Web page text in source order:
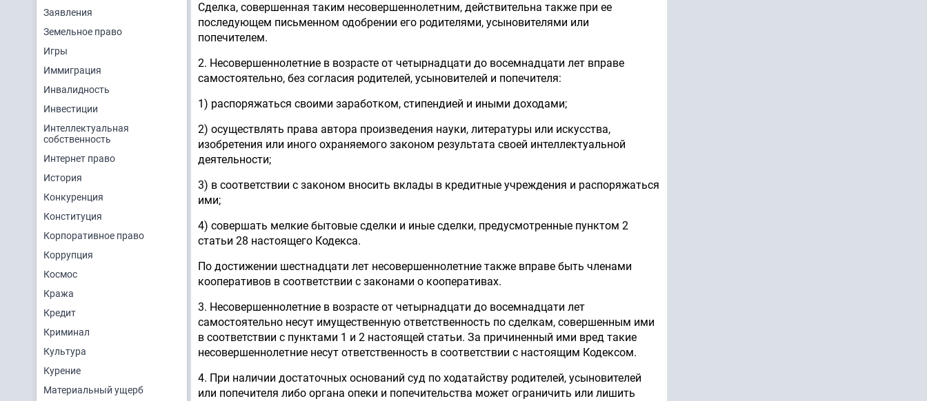
Заявления
Земельное право
Игры
Иммиграция
Инвалидность
Инвестиции
Интеллектуальная
собственность
Интернет право
История
Конкуренция
Конституция
Корпоративное право
Коррупция
Космос
Кража
Кредит
Криминал
Культура
Курение
Материальный ущерб
Сделка, совершенная таким несовершеннолетним, действительна также при ее
последующем письменном одобрении его родителями, усыновителями или
попечителем.
2. Несовершеннолетние в возрасте от четырнадцати до восемнадцати лет вправе
самостоятельно, без согласия родителей, усыновителей и попечителя:
1) распоряжаться своими заработком, стипендией и иными доходами;
2) осуществлять права автора произведения науки, литературы или искусства,
изобретения или иного охраняемого законом результата своей интеллектуальной
деятельности;
3) в соответствии с законом вносить вклады в кредитные учреждения и распоряжаться
ими;
4) совершать мелкие бытовые сделки и иные сделки, предусмотренные пунктом 2
статьи 28 настоящего Кодекса.
По достижении шестнадцати лет несовершеннолетние также вправе быть членами
кооперативов в соответствии с законами о кооперативах.
3. Несовершеннолетние в возрасте от четырнадцати до восемнадцати лет
самостоятельно несут имущественную ответственность по сделкам, совершенным ими
в соответствии с пунктами 1 и 2 настоящей статьи. За причиненный ими вред такие
несовершеннолетние несут ответственность в соответствии с настоящим Кодексом.
4. При наличии достаточных оснований суд по ходатайству родителей, усыновителей
или попечителя либо органа опеки и попечительства может ограничить или лишить